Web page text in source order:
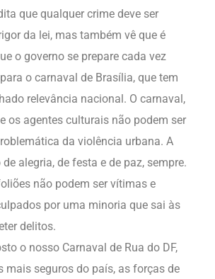
que qualquer crime deve ser
da lei, mas também vê que é
o governo se prepare cada vez
o carnaval de Brasília, que tem
relevância nacional. O carnaval,
os agentes culturais não podem ser
da violência urbana. A
alegria, de festa e de paz, sempre.
não podem ser vítimas e
por uma minoria que sai às
delitos.
o nosso Carnaval de Rua do DF,
mais seguros do país, as forças de